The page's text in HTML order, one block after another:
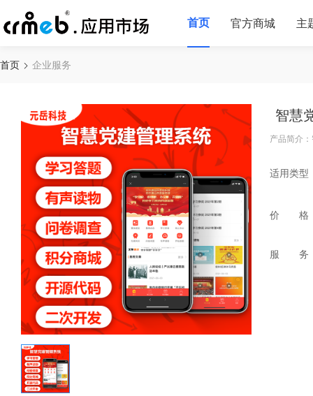
首页 官方商城 主
首页 企业服务
智慧
产品简介
适用类型
价 格
服 务